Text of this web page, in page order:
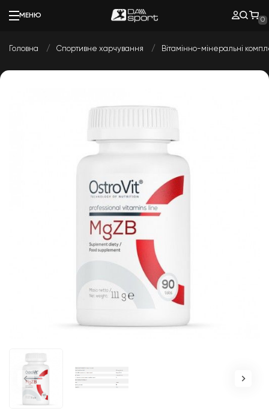
МЕНЮ
0
Головна Спортивне харчування Вітамінно-мінеральні